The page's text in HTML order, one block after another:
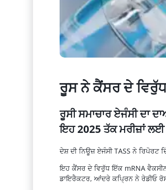
ਰੂਸ ਨੇ ਕੈਂਸਰ ਦੇ
ਰੂਸੀ ਸਮਾਚਾਰ ਏਜੰਸੀ ਦਾ
ਇਹ 2025 ਤੱਕ ਮਰੀਜ਼ਾਂ
ਦੇਸ਼ ਦੀ ਨਿਊਜ਼ ਏਜੰਸੀ TASS ਨੇ ਰਿਪੋਰਟ
ਇਹ ਕੈਂਸਰ ਦੇ ਵਿਰੁੱਧ ਇੱਕ mRNA
ਡਾਇਰੈਕਟਰ, ਆਂਦਰੇ ਕਪ੍ਰਿਨ ਨੇ ਰੇਡੀਓ